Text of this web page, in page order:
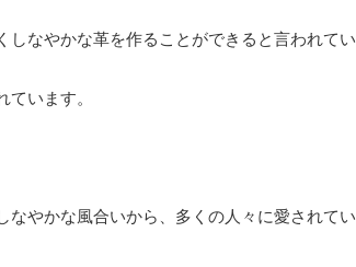
なやかな革を作ることができると言われてい
います。
やかな風合いから、多くの人々に愛されてい